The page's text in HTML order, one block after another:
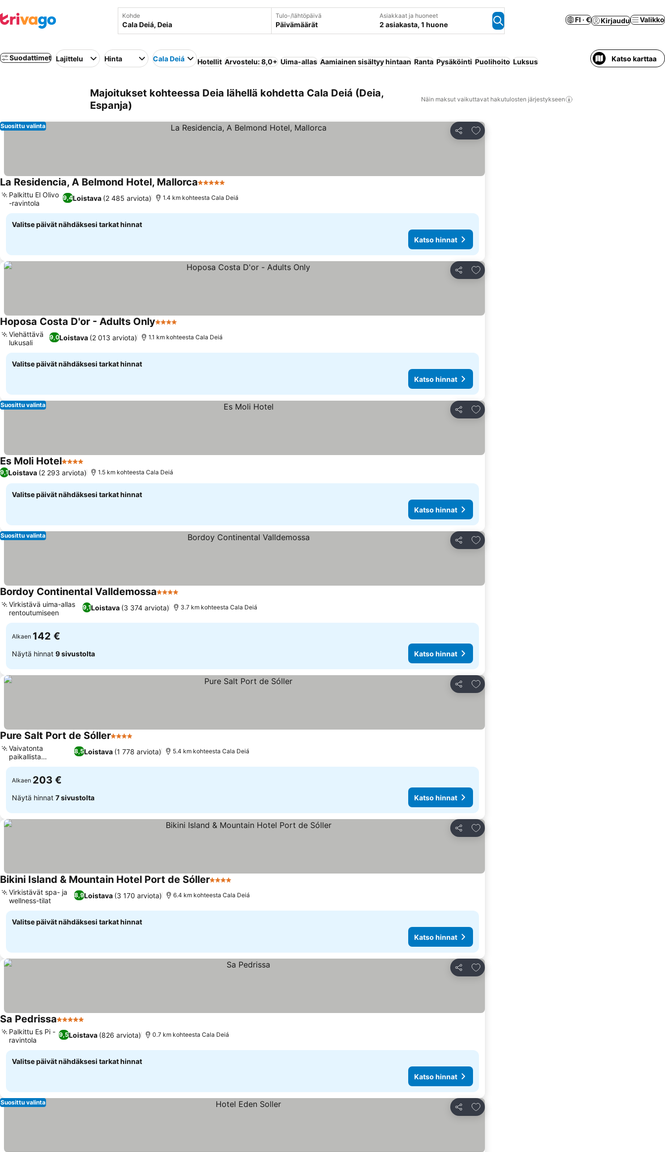
Kohde Tulo-/lähtöpäivä
Päivämäärät
Asiakkaat ja huoneet
2 asiakasta, 1 huone
FI · € Kirjaudu Valikko
Suodattimet Lajittelu Hinta Cala Deiá Hotellit Arvostelu: 8,0+ Uima-allas Aamiainen sisältyy hintaan Ranta Pysäköinti Puolihoito Luksus Katso karttaa
Majoitukset kohteessa Deia lähellä kohdetta Cala Deiá (Deia,
Espanja)
Näin maksut vaikuttavat hakutulosten järjestykseen
Jaa
Lisää suosikkeihin
Suosittu valinta
La Residencia, A Belmond Hotel, Mallorca5 Tähtiluokitus
9,4Loistava (2 485 arviota)
Palkittu El Olivo
-ravintola
1.4 km kohteesta Cala Deiá
Valitse päivät nähdäksesi tarkat hinnat
Katso hinnat
Jaa
Lisää suosikkeihin
Hoposa Costa D'or - Adults Only4 Tähtiluokitus
9,0Loistava (2 013 arviota)
Viehättävä
lukusali
1.1 km kohteesta Cala Deiá
Valitse päivät nähdäksesi tarkat hinnat
Katso hinnat
Jaa
Lisää suosikkeihin
Suosittu valinta
Es Moli Hotel4 Tähtiluokitus
9,1Loistava (2 293 arviota) 1.5 km kohteesta Cala Deiá
Valitse päivät nähdäksesi tarkat hinnat
Katso hinnat
Jaa
Lisää suosikkeihin
Suosittu valinta
Bordoy Continental Valldemossa4 Tähtiluokitus
9,1Loistava (3 374 arviota)
Virkistävä uima-allas
rentoutumiseen
3.7 km kohteesta Cala Deiá
Alkaen 142 €
Näytä hinnat 9 sivustolta Katso hinnat
Jaa
Lisää suosikkeihin
Pure Salt Port de Sóller4 Tähtiluokitus
8,5Loistava (1 778 arviota)
Vaivatonta
paikallista
tutkimista
5.4 km kohteesta Cala Deiá
Alkaen 203 €
Näytä hinnat 7 sivustolta Katso hinnat
Jaa
Lisää suosikkeihin
Bikini Island & Mountain Hotel Port de Sóller4 Tähtiluokitus
8,9Loistava (3 170 arviota)
Virkistävät spa- ja
wellness-tilat
6.4 km kohteesta Cala Deiá
Valitse päivät nähdäksesi tarkat hinnat
Katso hinnat
Jaa
Lisää suosikkeihin
Sa Pedrissa5 Tähtiluokitus
9,5Loistava (826 arviota)
Palkittu Es Pi -
ravintola
0.7 km kohteesta Cala Deiá
Valitse päivät nähdäksesi tarkat hinnat
Katso hinnat
Jaa
Lisää suosikkeihin
Suosittu valinta